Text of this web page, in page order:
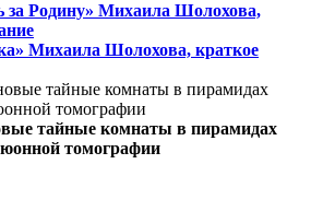
за Родину» Михаила Шолохова,
Михаила Шолохова, краткое
тайные комнаты в пирамидах
томографии